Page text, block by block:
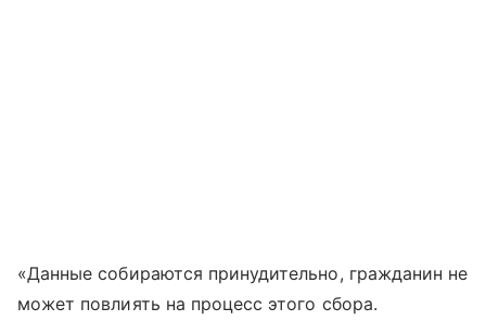
«Данные собираются принудительно, гражданин не
может повлиять на процесс этого сбора.